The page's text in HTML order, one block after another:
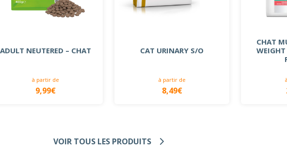
ADULT NEUTERED – CHAT
à partir de
9,99€
CAT URINARY S/O
à partir de
8,49€
CHAT
VOIR TOUS LES PRODUITS